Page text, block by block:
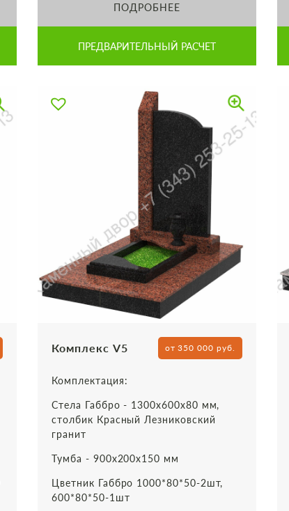
ПОДРОБНЕЕ
ПРЕДВАРИТЕЛЬНЫЙ РАСЧЕТ
Комплекс V5 от 350 000 руб.
Комплектация:
Стела Габбро - 1300х600х80 мм,
столбик Красный Лезниковский
гранит
Тумба - 900х200х150 мм
Цветник Габбро 1000*80*50-2шт,
600*80*50-1шт